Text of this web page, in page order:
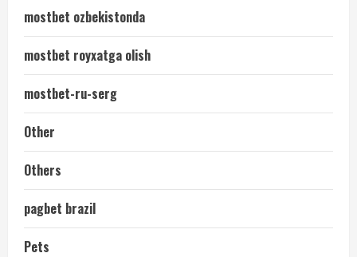
mostbet ozbekistonda
mostbet royxatga olish
mostbet-ru-serg
Other
Others
pagbet brazil
Pets